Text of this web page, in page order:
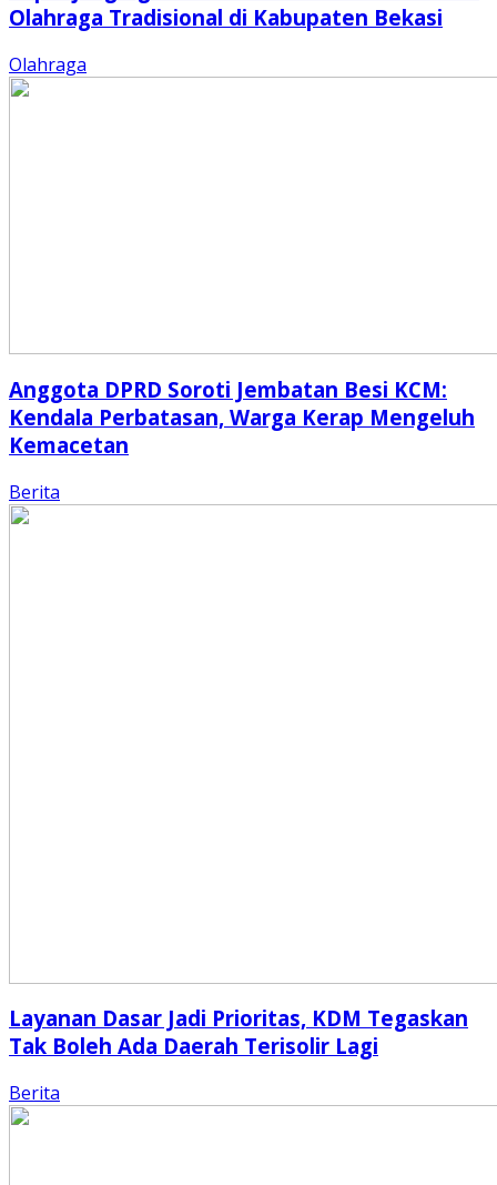
Olahraga Tradisional di Kabupaten Bekasi
Olahraga
Anggota DPRD Soroti Jembatan Besi KCM:
Kendala Perbatasan, Warga Kerap Mengeluh
Kemacetan
Berita
Layanan Dasar Jadi Prioritas, KDM Tegaskan
Tak Boleh Ada Daerah Terisolir Lagi
Berita